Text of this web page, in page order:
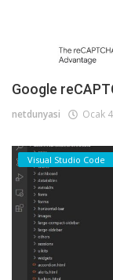
Google
netdunyasi Ocak
Visual Studio Code